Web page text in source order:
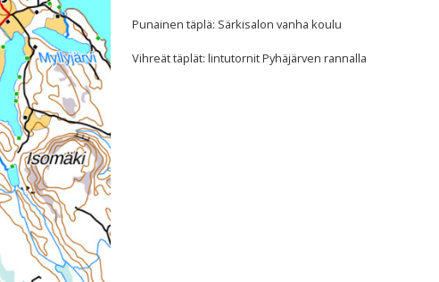
Punainen täplä: Särkisalon vanha koulu
Vihreät täplät: lintutornit Pyhäjärven rannalla